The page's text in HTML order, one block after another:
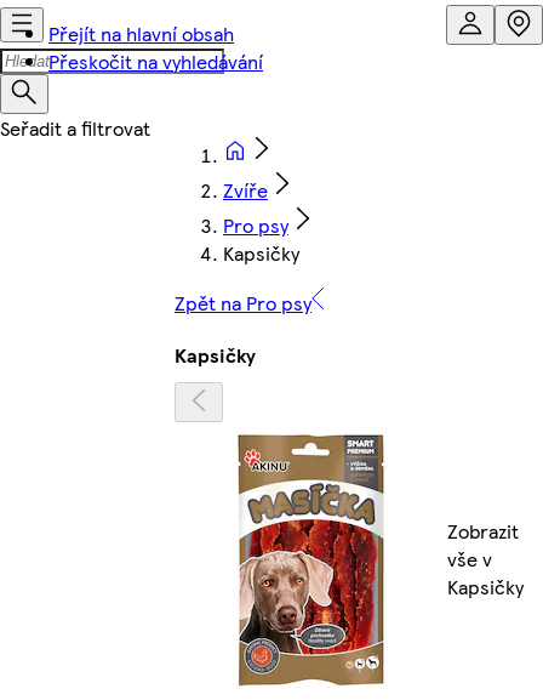
Přejít na hlavní obsah
Přeskočit na vyhledávání
Zvíře
Pro psy
Kapsičky
Zpět na Pro psy
Kapsičky
Zobrazit
vše v
Kapsičky